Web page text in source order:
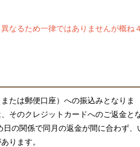
なるため一律ではありませんが概ね４
たは郵便口座）への振込みとなりま
そのクレジットカードへのご返金と
の関係で同月の返金が間に合わず、
ります。